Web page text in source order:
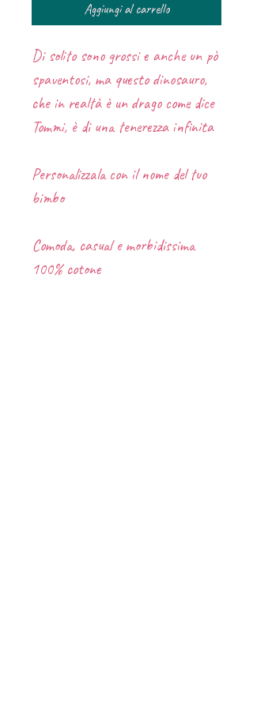
Aggiungi al carrello
Di solito sono grossi e anche un pò
spaventosi, ma questo dinosauro,
che in realtà è un drago come dice
Tommi, è di una tenerezza infinita
Personalizzala con il nome del tuo
bimbo
Comoda, casual e morbidissima
100% cotone